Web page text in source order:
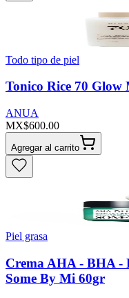
Todo tipo de piel
Tonico Rice 70
ANUA
MX$600.00
Agregar al carrito
Piel grasa
Crema AHA - BHA -
Some By Mi 60gr